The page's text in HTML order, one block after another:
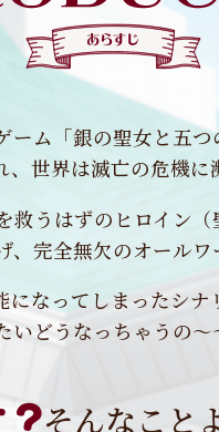
ーム
「銀の聖女と五つ
世界は滅亡の危機に
救うはずの ヒロイン（
、完全無欠のオールワ
になってしまったシナ
いどうなっちゃうの～
そんなこと